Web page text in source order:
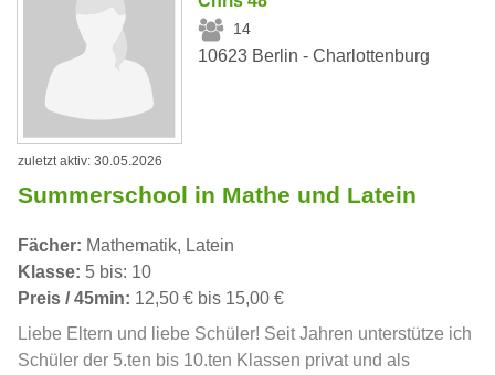
14
10623 Berlin - Charlottenburg
zuletzt aktiv: 30.05.2026
Summerschool in Mathe und Latein
Fächer: Mathematik, Latein
Klasse: 5 bis: 10
Preis / 45min: 12,50 € bis 15,00 €
Liebe Eltern und liebe Schüler! Seit Jahren unterstütze ich
Schüler der 5.ten bis 10.ten Klassen privat und als